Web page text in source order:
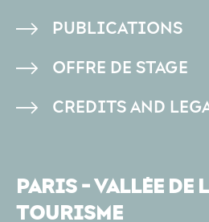
PUBLICATIONS
OFFRE DE STAGE
CREDITS AND
PARIS - VALLÉE DE
TOURISME